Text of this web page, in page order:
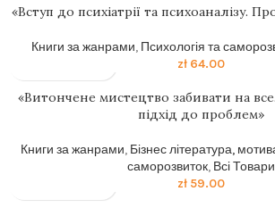
«Вступ до психіатрії та психоаналізу.
Книги за жанрами, Психологія та
zł64.00
«Витончене мистецтво забивати на
підхід до проблем»
Книги за жанрами, Бізнес література,
саморозвиток, Всі Товари
zł59.00